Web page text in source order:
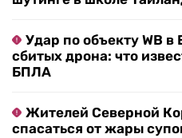
Удар по объекту WB
сбитых дрона: что
БПЛА
Жителей Северной
спасаться от жары